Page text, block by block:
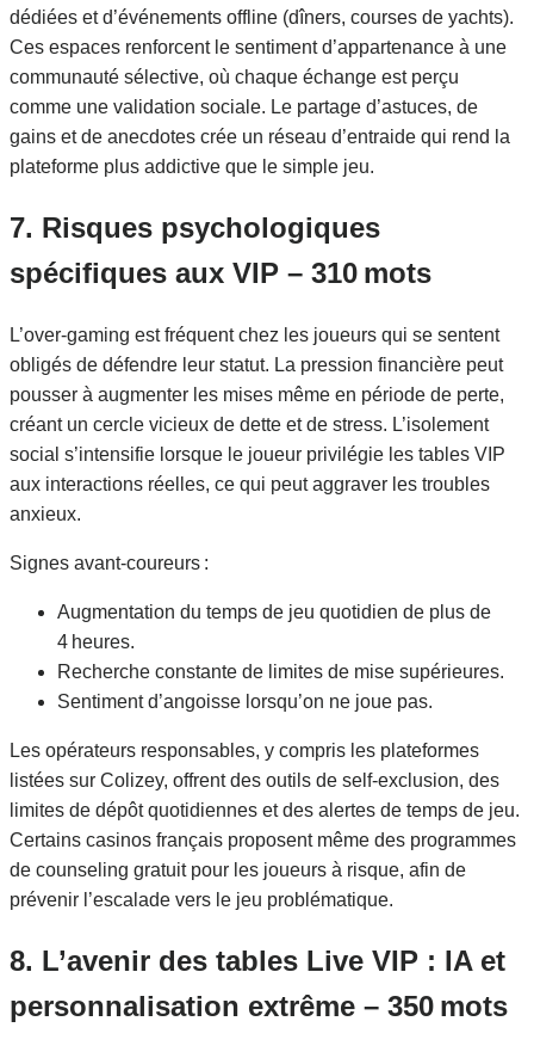
dédiées et d’événements offline (dîners, courses de yachts).
Ces espaces renforcent le sentiment d’appartenance à une
communauté sélective, où chaque échange est perçu
comme une validation sociale. Le partage d’astuces, de
gains et de anecdotes crée un réseau d’entraide qui rend la
plateforme plus addictive que le simple jeu.
7. Risques psychologiques
spécifiques aux VIP – 310 mots
L’over‑gaming est fréquent chez les joueurs qui se sentent
obligés de défendre leur statut. La pression financière peut
pousser à augmenter les mises même en période de perte,
créant un cercle vicieux de dette et de stress. L’isolement
social s’intensifie lorsque le joueur privilégie les tables VIP
aux interactions réelles, ce qui peut aggraver les troubles
anxieux.
Signes avant‑coureurs :
Augmentation du temps de jeu quotidien de plus de
4 heures.
Recherche constante de limites de mise supérieures.
Sentiment d’angoisse lorsqu’on ne joue pas.
Les opérateurs responsables, y compris les plateformes
listées sur Colizey, offrent des outils de self‑exclusion, des
limites de dépôt quotidiennes et des alertes de temps de jeu.
Certains casinos français proposent même des programmes
de counseling gratuit pour les joueurs à risque, afin de
prévenir l’escalade vers le jeu problématique.
8. L’avenir des tables Live VIP : IA et
personnalisation extrême – 350 mots